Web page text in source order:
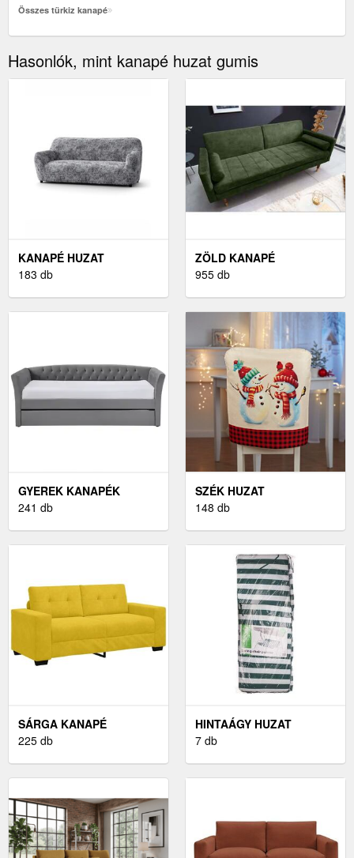
Összes türkiz kanapé
Hasonlók, mint kanapé huzat gumis
KANAPÉ HUZAT
183 db
ZÖLD KANAPÉ
955 db
GYEREK KANAPÉK
241 db
SZÉK HUZAT
148 db
SÁRGA KANAPÉ
225 db
HINTAÁGY HUZAT
7 db